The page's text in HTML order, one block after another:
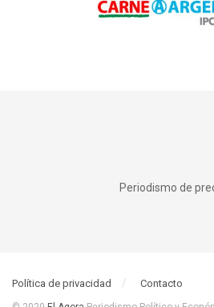
Periodismo de
Política de privacidad Contacto